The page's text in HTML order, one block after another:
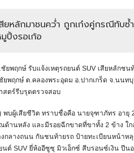
สียหลักมาชนคว่ำ ถูกเก๋งคู่กรณีทับซ้ำ
ปิ้งรอเก้อ
พฤกษ์ รับแจ้งเหตุรถยนต์ SUV เสียหลักชน
พฤกษ์ ต.คลองพระอุดม อ.ปากเกร็ด จ.นนท
ตร์รีบรุดตรวจสอบ
บผู้เสียชีวิต ทราบชื่อคือ นายจุฑาภัทร อายุ
านหลัง และมีรอยฉีกขาดที่ขาทั้ง 2 ข้าง ใก
ลางถนน กันชนท้ายรถ ป้ายทะเบียนหน้าห
SUV ยี่ห้ออีซูซุ มิวเอ็กซ์ สีบรอนซ์เงิน ปีน